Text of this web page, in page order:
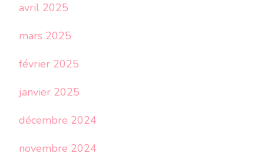
avril 2025
mars 2025
février 2025
janvier 2025
décembre 2024
novembre 2024